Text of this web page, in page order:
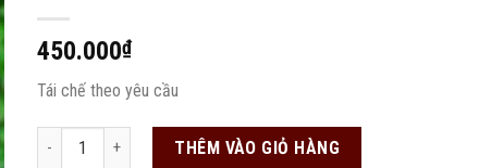
450.000₫
Tái chế theo yêu cầu
Ví đeo chéo tái chế số lượngTHÊM VÀO GIỎ HÀNG